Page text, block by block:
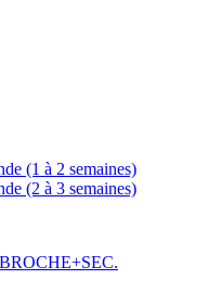
(1 à 2 semaines)
(2 à 3 semaines)